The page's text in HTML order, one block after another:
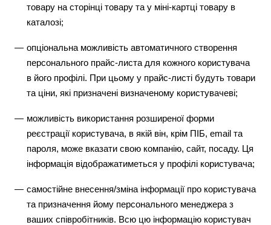
товару на сторінці товару та у міні-картці товару в
каталозі;
опціональна можливість автоматичного створення
персонального прайс-листа для кожного користувача
в його профілі. При цьому у прайс-листі будуть товари
та ціни, які призначені визначеному користувачеві;
можливість використання розширеної форми
реєстрації користувача, в якій він, крім ПІБ, email та
пароля, може вказати свою компанію, сайт, посаду. Ця
інформація відображатиметься у профілі користувача;
самостійне внесення/зміна інформації про користувача
та призначення йому персонального менеджера з
ваших співробітників. Всю цю інформацію користувач